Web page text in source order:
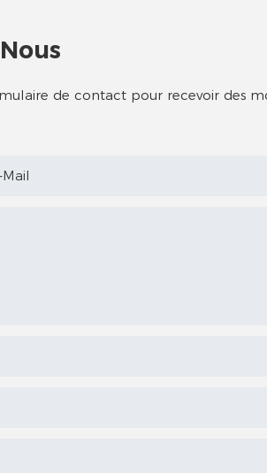
de contact pour recevoir des
Mail